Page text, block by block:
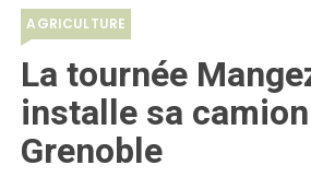
AGRICULTURE
La tournée
installe sa
Grenoble